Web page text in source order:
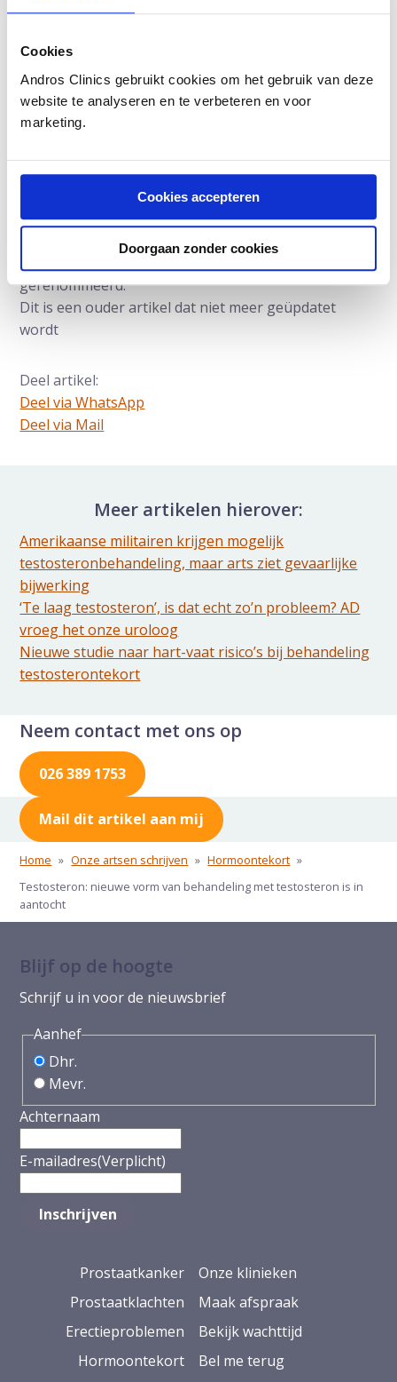
Cookies
Andros Clinics gebruikt cookies om het gebruik van deze
website te analyseren en te verbeteren en voor
marketing.
Cookies accepteren
Doorgaan zonder cookies
Auteur:Prof.dr. Frans Debruyneis uroloog en
oprichter van Andros. Eerder werd urologie van
Radboudumc onder zijn leiding wereldwijd
gerenommeerd.
Dit is een ouder artikel dat niet meer geüpdatet
wordt
Deel artikel:
Deel via WhatsApp
Deel dit via Whatsapp
Deel via Mail
Meer artikelen hierover:
Amerikaanse militairen krijgen mogelijk
testosteronbehandeling, maar arts ziet gevaarlijke
bijwerking
‘Te laag testosteron’, is dat echt zo’n probleem? AD
vroeg het onze uroloog
Nieuwe studie naar hart-vaat risico’s bij behandeling
testosterontekort
Neem contact met ons op
026 389 1753
Mail dit artikel aan mij
Home » Onze artsen schrijven » Hormoontekort »
Testosteron: nieuwe vorm van behandeling met testosteron is in
aantocht
Blijf op de hoogte
Schrijf u in voor de nieuwsbrief
Aanhef
Dhr.
Mevr.
Achternaam
E-mailadres(Verplicht)
Prostaatkanker
Prostaatklachten
Erectieproblemen
Hormoontekort
Onze klinieken
Maak afspraak
Bekijk wachttijd
Bel me terug